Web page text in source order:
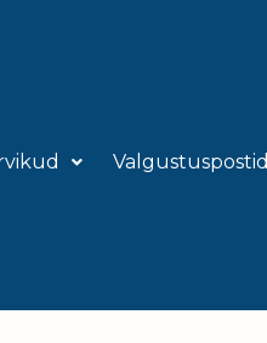
Valgustuspostid